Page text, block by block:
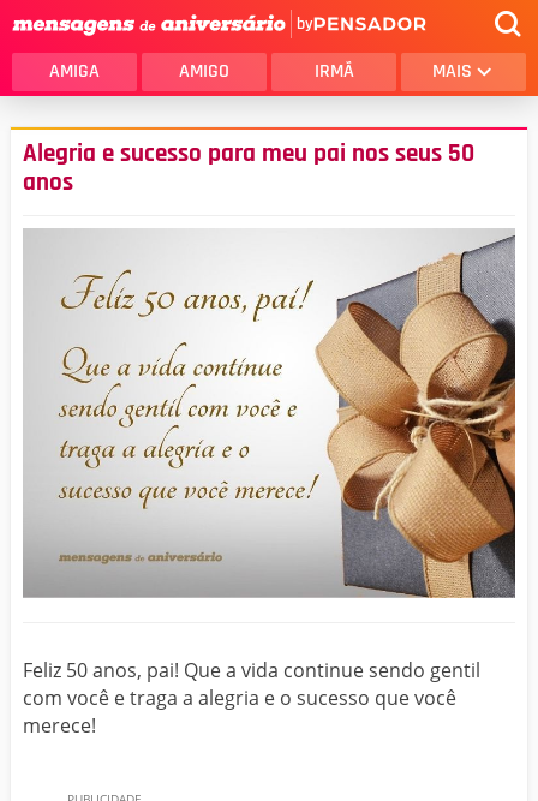
by
AMIGA AMIGO IRMÃ MAIS
Alegria e sucesso para meu pai nos seus 50
anos
Feliz 50 anos, pai! Que a vida continue sendo gentil
com você e traga a alegria e o sucesso que você
merece!